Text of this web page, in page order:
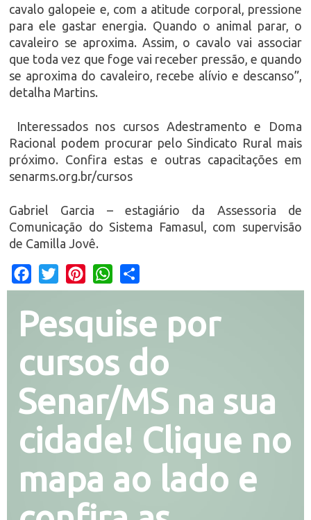
cavalo galopeie e, com a atitude corporal, pressione
para ele gastar energia. Quando o animal parar, o
cavaleiro se aproxima. Assim, o cavalo vai associar
que toda vez que foge vai receber pressão, e quando
se aproxima do cavaleiro, recebe alívio e descanso”,
detalha Martins.
Interessados nos cursos Adestramento e Doma
Racional podem procurar pelo Sindicato Rural mais
próximo. Confira estas e outras capacitações em
senarms.org.br/cursos
Gabriel Garcia – estagiário da Assessoria de
Comunicação do Sistema Famasul, com supervisão
de Camilla Jovê.
Facebook
Twitter PinterestWhatsApp
Pesquise por
cursos do
Senar/MS na sua
cidade! Clique no
mapa ao lado e